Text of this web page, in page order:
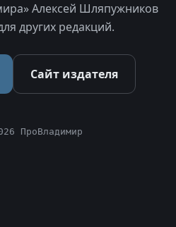
Алексей Шляпужников
других редакций.
Сайт издателя
ПроВладимир